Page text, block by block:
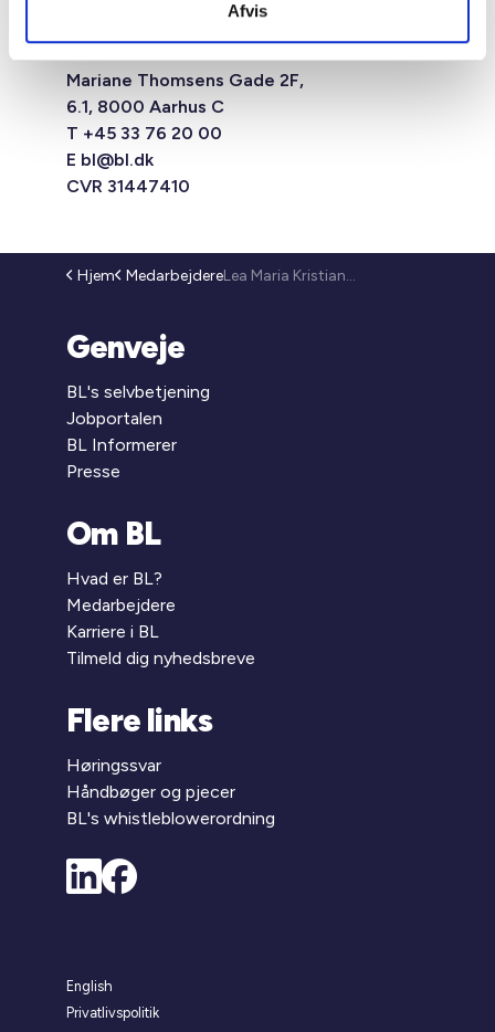
Afvis
Mariane Thomsens Gade 2F,
6.1, 8000 Aarhus C
T +45 33 76 20 00
E bl@bl.dk
CVR 31447410
Hjem Medarbejdere Lea Maria Kristiansen
Genveje
BL's selvbetjening
Jobportalen
BL Informerer
Presse
Om BL
Hvad er BL?
Medarbejdere
Karriere i BL
Tilmeld dig nyhedsbreve
Flere links
Høringssvar
Håndbøger og pjecer
BL's whistleblowerordning
English
Privatlivspolitik